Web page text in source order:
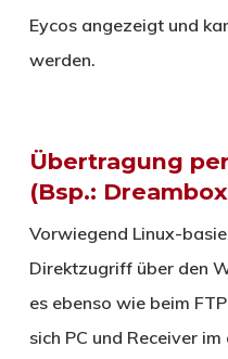
Eycos angezeigt und
werden.
Übertragung
(Bsp.:
Vorwiegend Linux-
Direktzugriff über den
es ebenso wie beim
sich PC und Receiver